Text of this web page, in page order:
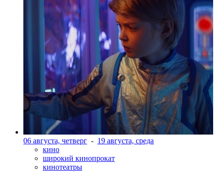
06 августа, четверг - 19 августа, среда
кино
широкий кинопрокат
кинотеатры